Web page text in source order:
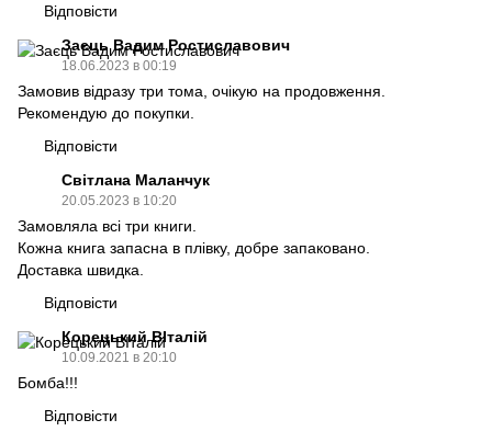
Відповісти
Заєць Вадим Ростиславович
18.06.2023 в 00:19
Замовив відразу три тома, очікую на продовження.
Рекомендую до покупки.
Відповісти
Світлана Маланчук
20.05.2023 в 10:20
Замовляла всі три книги.
Кожна книга запасна в плівку, добре запаковано.
Доставка швидка.
Відповісти
Корецький ВІталій
10.09.2021 в 20:10
Бомба!!!
Відповісти